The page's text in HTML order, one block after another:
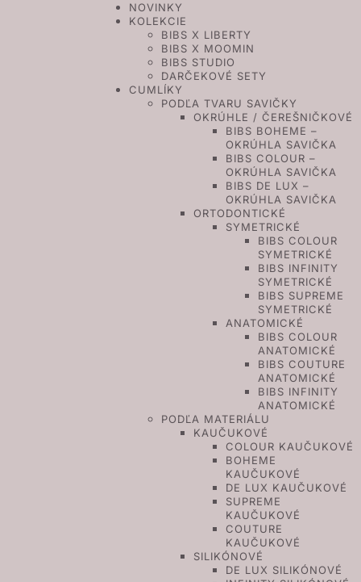
NOVINKY
KOLEKCIE
BIBS X LIBERTY
BIBS X MOOMIN
BIBS STUDIO
DARČEKOVÉ SETY
CUMLÍKY
PODĽA TVARU SAVIČKY
OKRÚHLE / ČEREŠNIČKOVÉ
BIBS BOHEME –
OKRÚHLA SAVIČKA
BIBS COLOUR –
OKRÚHLA SAVIČKA
BIBS DE LUX –
OKRÚHLA SAVIČKA
ORTODONTICKÉ
SYMETRICKÉ
BIBS COLOUR
SYMETRICKÉ
BIBS INFINITY
SYMETRICKÉ
BIBS SUPREME
SYMETRICKÉ
ANATOMICKÉ
BIBS COLOUR
ANATOMICKÉ
BIBS COUTURE
ANATOMICKÉ
BIBS INFINITY
ANATOMICKÉ
PODĽA MATERIÁLU
KAUČUKOVÉ
COLOUR KAUČUKOVÉ
BOHEME
KAUČUKOVÉ
DE LUX KAUČUKOVÉ
SUPREME
KAUČUKOVÉ
COUTURE
KAUČUKOVÉ
SILIKÓNOVÉ
DE LUX SILIKÓNOVÉ